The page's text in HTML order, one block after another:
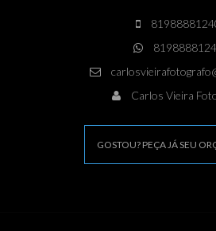
Carlos Vieira
GOSTOU? PEÇA JÁ SEU